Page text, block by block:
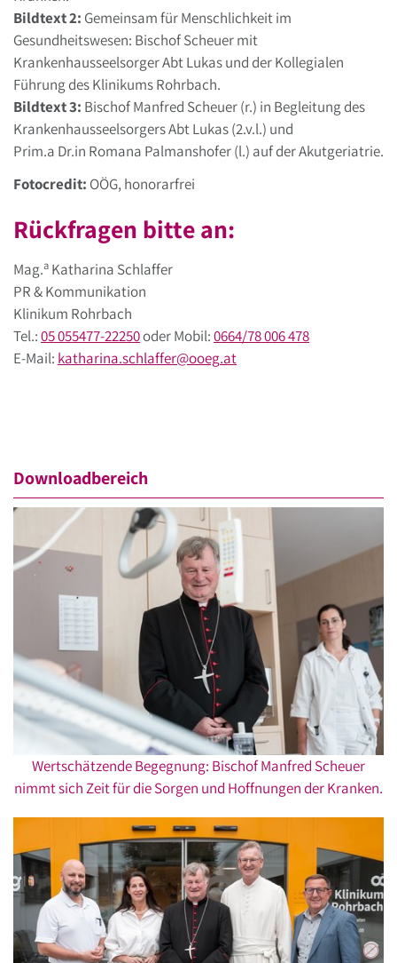
Bildtext 2: Gemeinsam für Menschlichkeit im
Gesundheitswesen: Bischof Scheuer mit
Krankenhausseelsorger Abt Lukas und der Kollegialen
Führung des Klinikums Rohrbach.
Bildtext 3: Bischof Manfred Scheuer (r.) in Begleitung des
Krankenhausseelsorgers Abt Lukas (2.v.l.) und
Prim.a Dr.in Romana Palmanshofer (l.) auf der Akutgeriatrie.
Fotocredit: OÖG, honorarfrei
Rückfragen bitte an:
Mag.a Katharina Schlaffer
PR & Kommunikation
Klinikum Rohrbach
Tel.:05 055477-22250oder Mobil:0664/78 006 478
E-Mail: katharina.schlaffer@ooeg.at
Downloadbereich
Wertschätzende Begegnung: Bischof Manfred Scheuer
nimmt sich Zeit für die Sorgen und Hoffnungen der Kranken.